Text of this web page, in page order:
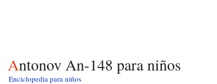
Antonov An-148 para niños
Enciclopedia para niños